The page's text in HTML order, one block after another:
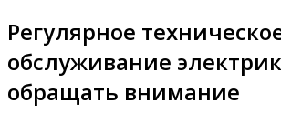
Регулярное
обслуживание
обращать внимание